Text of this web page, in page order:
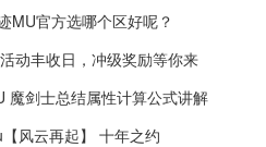
MU官方选哪个区好呢？
动丰收日，冲级奖励等你来
魔剑士总结属性计算公式讲解
风云再起】 十年之约